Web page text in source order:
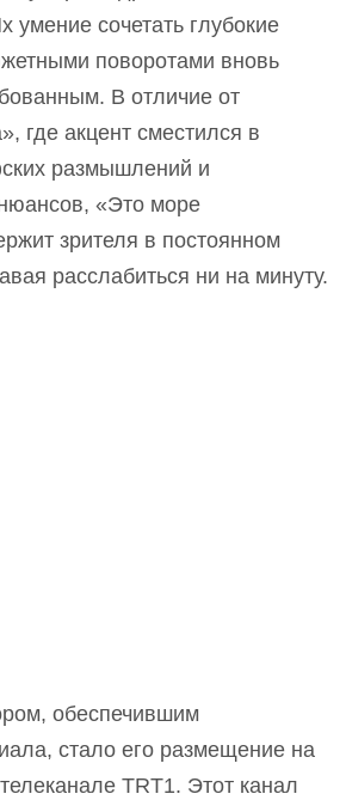
умение сочетать глубокие
поворотами вновь
В отличие от
где акцент сместился в
размышлений и
«Это море
зрителя в постоянном
расслабиться ни на минуту.
обеспечившим
стало его размещение на
TRT1. Этот канал